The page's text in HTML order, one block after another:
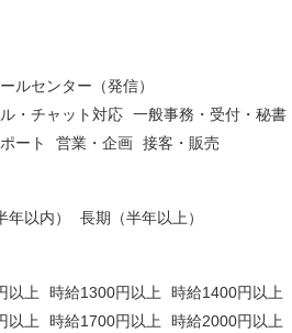
ルセンター（発信）
ル・チャット対応 一般事務・受付・秘書
ート 営業・企画 接客・販売
年以内） 長期（半年以上）
以上 時給1300円以上
時給1400円以上
以上 時給1700円以上 時給2000円以上